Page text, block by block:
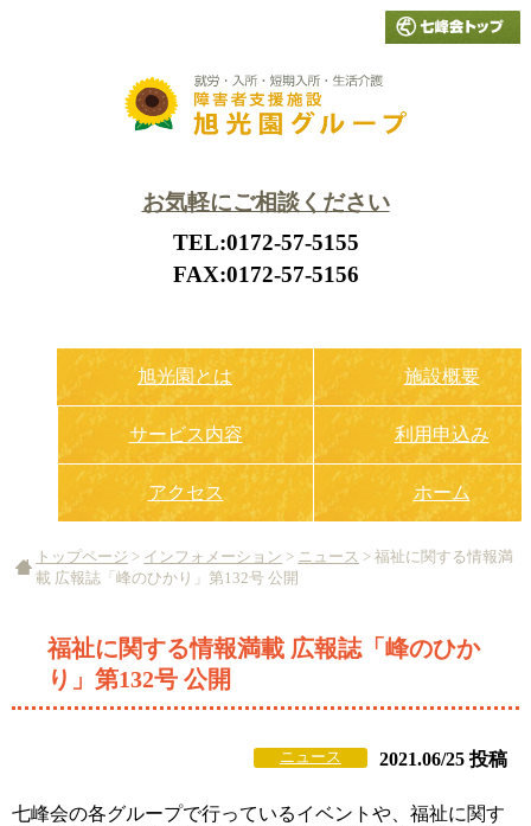
お気軽にご相談ください
TEL:0172-57-5155
FAX:0172-57-5156
旭光園とは 施設概要
サービス内容 利用申込み
アクセス ホーム
トップページ > インフォメーション > ニュース >福祉に関する情報満
載 広報誌「峰のひかり」第132号 公開
福祉に関する情報満載 広報誌「峰のひか
り」第132号 公開
ニュース 2021.06/25 投稿
七峰会の各グループで行っているイベントや、福祉に関す